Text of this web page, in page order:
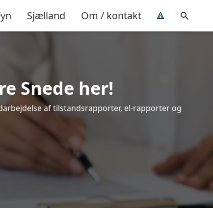
Sjælland Om / kontakt
Snede her!
af tilstandsrapporter, el-rapporter og